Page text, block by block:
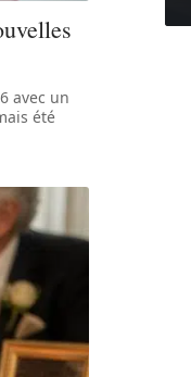
avec un
été